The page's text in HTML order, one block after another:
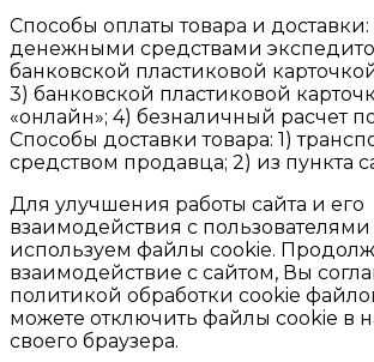
Способы оплаты товара и
денежными средствами
банковской пластиковой
3) банковской пластиковой
«онлайн»; 4) безналичный расчет
Способы доставки товара: 1)
средством продавца; 2) из пункта
Для улучшения работы сайта и его
взаимодействия с
используем файлы cookie.
взаимодействие с сайтом, Вы
политикой обработки cookie
можете отключить файлы cookie в
своего браузера.